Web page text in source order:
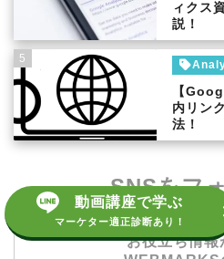
ィクス
説！
5
【
内リン
法！
SNSをフ
お役立ち情報
動画講座で学ぶ
マーケター適正診断あり！